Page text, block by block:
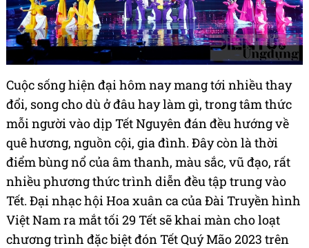
Cuộc sống hiện đại hôm nay mang tới nhiều thay
đổi, song cho dù ở đâu hay làm gì, trong tâm thức
mỗi người vào dịp Tết Nguyên đán đều hướng về
quê hương, nguồn cội, gia đình. Đây còn là thời
điểm bùng nổ của âm thanh, màu sắc, vũ đạo, rất
nhiều phương thức trình diễn đều tập trung vào
Tết. Đại nhạc hội Hoa xuân ca của Đài Truyền hình
Việt Nam ra mắt tối 29 Tết sẽ khai màn cho loạt
chương trình đặc biệt đón Tết Quý Mão 2023 trên